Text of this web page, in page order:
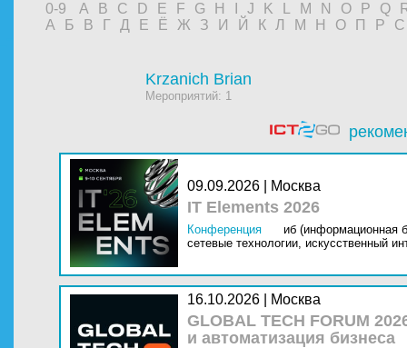
0-9 A B C D E F G H J K M N O P Q
А
Б В Г Д Е Ё Ж З И Й К Л М Н О П Р С
Krzanich Brian
Мероприятий: 1
09.09.2026 | Москва
IT Elements 2026
Конференция
иб (информационная
сетевые технологии, искусственный
16.10.2026 | Москва
GLOBAL TECH FORUM
и автоматизация бизнеса